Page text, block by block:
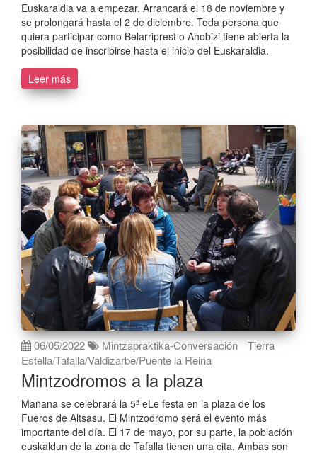
Euskaraldia va a empezar. Arrancará el 18 de noviembre y
se prolongará hasta el 2 de diciembre. Toda persona que
quiera participar como Belarriprest o Ahobizi tiene abierta la
posibilidad de inscribirse hasta el inicio del Euskaraldia.
Leer más
06/05/2022 Mintzapraktika-Conversación
Tierra
Estella/Tafalla/Valdizarbe/Puente la Reina
Mintzodromos a la plaza
Mañana se celebrará la 5ª eLe festa en la plaza de los
Fueros de Altsasu. El Mintzodromo será el evento más
importante del día. El 17 de mayo, por su parte, la población
euskaldun de la zona de Tafalla tienen una cita. Ambas son